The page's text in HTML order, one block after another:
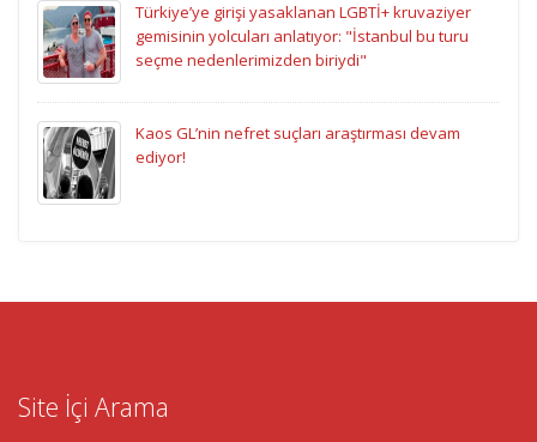
Türkiye’ye girişi yasaklanan LGBTİ+ kruvaziyer
gemisinin yolcuları anlatıyor: "İstanbul bu turu
seçme nedenlerimizden biriydi"
Kaos GL’nin nefret suçları araştırması devam
ediyor!
Site İçi Arama